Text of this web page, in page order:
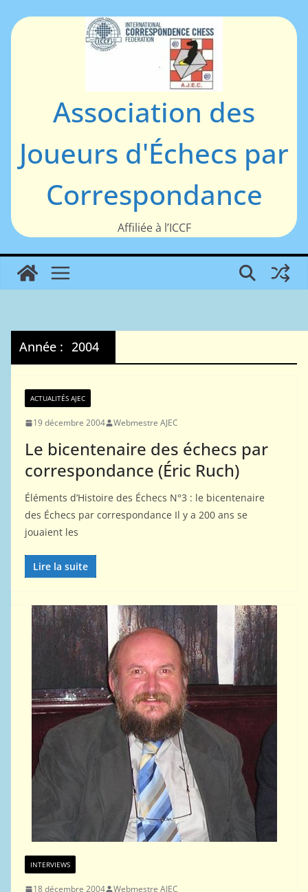
au
Association des
Joueurs d'Échecs par
Correspondance
Affiliée à l’ICCF
Année : 2004
ACTUALITÉS AJEC
19 décembre 2004 Webmestre AJEC
Le bicentenaire des échecs par
correspondance (Éric Ruch)
Éléments d’Histoire des Échecs N°3 : le bicentenaire
des Échecs par correspondance Il y a 200 ans se
jouaient les
Lire la suite
INTERVIEWS
18 décembre 2004 Webmestre AJEC